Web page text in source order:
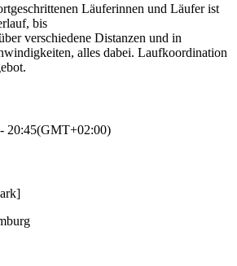
Läuferinnen und Läufer ist
bis
verschiedene Distanzen und in
alles dabei. Laufkoordination
- 20:45(GMT+02:00)